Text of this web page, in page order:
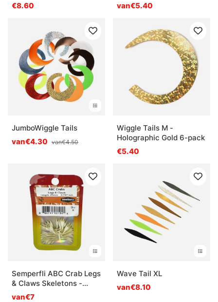
€8.60
van€5.40
JumboWiggle Tails
van€4.30 van€4.50
Wiggle Tails M -
Holographic Gold 6-pack
€5.40
Semperfli ABC Crab Legs
& Claws Skeletons -
20mm
van€7
Wave Tail XL
van€8.10